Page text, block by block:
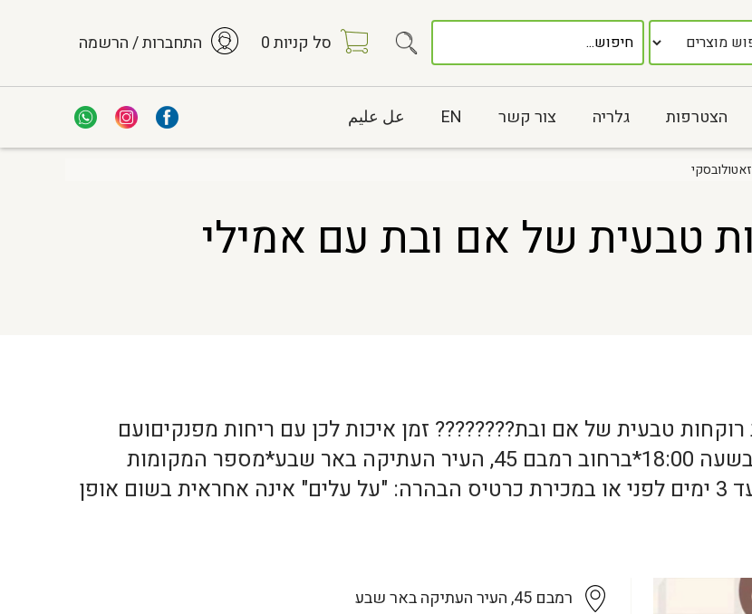
סל קניות0 התחברות / הרשמה
הצטרפות גלריה צור קשר EN عل عليم
רוקחות טבעית של אם ובת עם אמילי
אמהות לבנות בגילאי 6-12לסדנת רוקחות טבעית של אם ובת???????? זמן איכות לכן עם ריחות מפנקיםועם
*ב12.9 יום חמישי בשעה 18:00*ברחוב רמבם 45, העיר העתיקה באר שבע*מספר המקומות
מוגבל*הרשמה מותנית בתשלום מראש*ביטול עד 3 ימים לפני או במכירת כרטיס הבהרה: "על עלים" אינה אחראית בשום אופן
רמבם 45, העיר העתיקה באר שבע